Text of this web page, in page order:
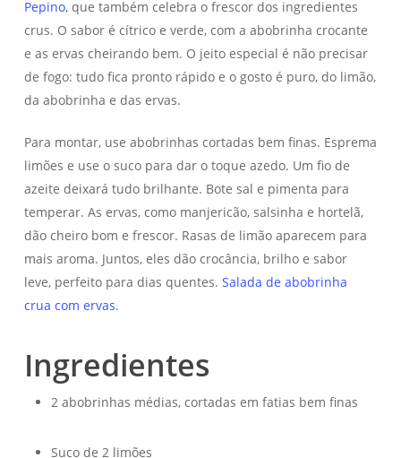
Pepino, que também celebra o frescor dos ingredientes
crus. O sabor é cítrico e verde, com a abobrinha crocante
e as ervas cheirando bem. O jeito especial é não precisar
de fogo: tudo fica pronto rápido e o gosto é puro, do limão,
da abobrinha e das ervas.
Para montar, use abobrinhas cortadas bem finas. Esprema
limões e use o suco para dar o toque azedo. Um fio de
azeite deixará tudo brilhante. Bote sal e pimenta para
temperar. As ervas, como manjericão, salsinha e hortelã,
dão cheiro bom e frescor. Rasas de limão aparecem para
mais aroma. Juntos, eles dão crocância, brilho e sabor
leve, perfeito para dias quentes. Salada de abobrinha
crua com ervas.
Ingredientes
2 abobrinhas médias, cortadas em fatias bem finas
Suco de 2 limões